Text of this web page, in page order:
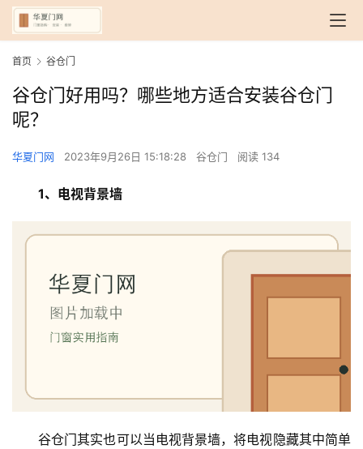
首页 谷仓门
谷仓门好用吗？哪些地方适合安装谷仓门
呢？
华夏门网 2023年9月26日 15:18:28 谷仓门 阅读 134
1、电视背景墙
谷仓门其实也可以当电视背景墙，将电视隐藏其中简单